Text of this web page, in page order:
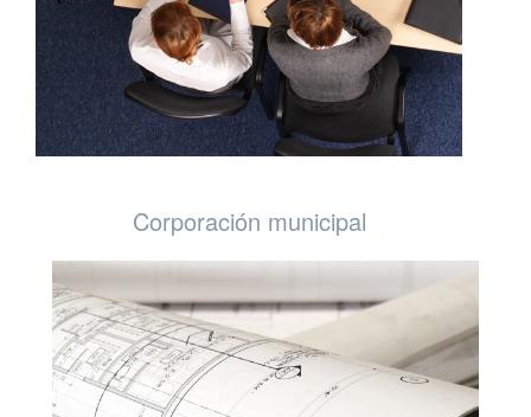
Corporación municipal